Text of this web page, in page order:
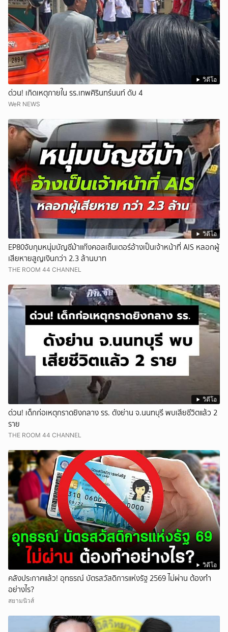
วิดีโอ
ด่วน! เกิดเหตุภายใน รร.เทพศิรินทร์นนท์ ดับ 4
WeR NEWS
วิดีโอ
EP80จับกุมหนุ่มบัญชีม้าแก๊งคอลเซ็นเตอร์อ้างเป็นเจ้าหน้าที่ AIS หลอกผู้
เสียหายสูญเงินกว่า 2.3 ล้านบาท
THE ROOM 44 CHANNEL
วิดีโอ
ด่วน! เด็กก่อเหตุกราดยิงกลาง รร. ดังย่าน จ.นนทบุรี พบเสียชีวิตแล้ว 2
ราย
THE ROOM 44 CHANNEL
วิดีโอ
คลังประกาศแล้ว! อุทธรณ์ บัตรสวัสดิการแห่งรัฐ 2569 ไม่ผ่าน ต้องทำ
อย่างไร?
สยามนิวส์